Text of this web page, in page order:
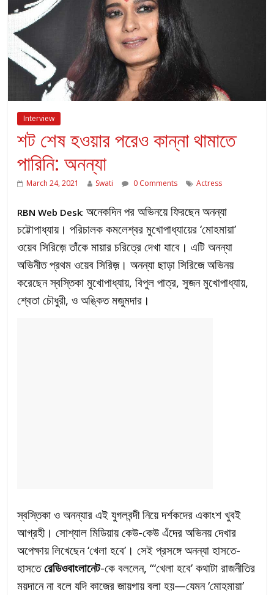
Interview
শট শেষ হওয়ার পরেও কান্না থামাতে
পারিনি: অনন্যা
March 24, 2021 Swati 0 Comments Actress
RBN Web Desk:অনেকদিন পর অভিনয়ে ফিরছেন অনন্যা
চট্টোপাধ্যায়। পরিচালক কমলেশ্বর মুখোপাধ্যায়ের ‘মোহমায়া’
ওয়েব সিরিজ়ে তাঁকে মায়ার চরিত্রে দেখা যাবে। এটি অনন্যা
অভিনীত প্রথম ওয়েব সিরিজ়। অনন্যা ছাড়া সিরিজে অভিনয়
করেছেন স্বস্তিকা মুখোপাধ্যায়, বিপুল পাত্র, সুজন মুখোপাধ্যায়,
শ্বেতা চৌধুরী, ও অঙ্কিত মজুমদার।
স্বস্তিকা ও অনন্যার এই যুগলবন্দী নিয়ে দর্শকদের একাংশ খুবই
আগ্রহী। সোশ্যাল মিডিয়ায় কেউ-কেউ এঁদের অভিনয় দেখার
অপেক্ষায় লিখেছেন ‘খেলা হবে’। সেই প্রসঙ্গে অনন্যা হাসতে-
হাসতেরেডিওবাংলানেট-কে বললেন, “‘খেলা হবে’ কথাটা রাজনীতির
ময়দানে না বলে যদি কাজের জায়গায় বলা হয়—যেমন ‘মোহমায়া’